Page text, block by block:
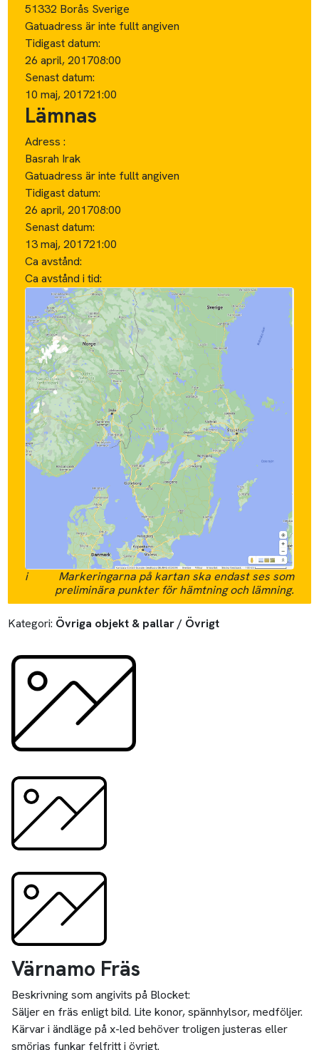
51332 Borås Sverige
Gatuadress är inte fullt angiven
Tidigast datum:
26 april, 201708:00
Senast datum:
10 maj, 201721:00
Lämnas
Adress :
Basrah Irak
Gatuadress är inte fullt angiven
Tidigast datum:
26 april, 201708:00
Senast datum:
13 maj, 201721:00
Ca avstånd:
Ca avstånd i tid:
i
Markeringarna på kartan ska endast ses som
preliminära punkter för hämtning och lämning.
Kategori: Övriga objekt & pallar / Övrigt
Värnamo Fräs
Beskrivning som angivits på Blocket:
Säljer en fräs enligt bild. Lite konor, spännhylsor, medföljer.
Kärvar i ändläge på x-led behöver troligen justeras eller
smörjas funkar felfritt i övrigt.